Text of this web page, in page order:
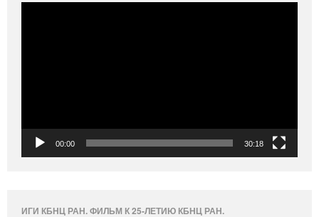
00:00 30:18
ИГИ КБНЦ РАН. ФИЛЬМ К 25-ЛЕТИЮ КБНЦ РАН.